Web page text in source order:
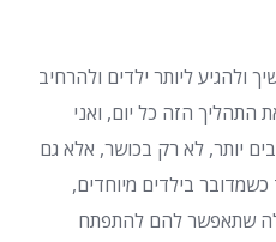
ולהגיע ליותר ילדים ולהרחיב
הזה כל יום, ואני
יותר, לא רק בכושר, אלא גם
בילדים מיוחדים,
שתאפשר להם להתפתח